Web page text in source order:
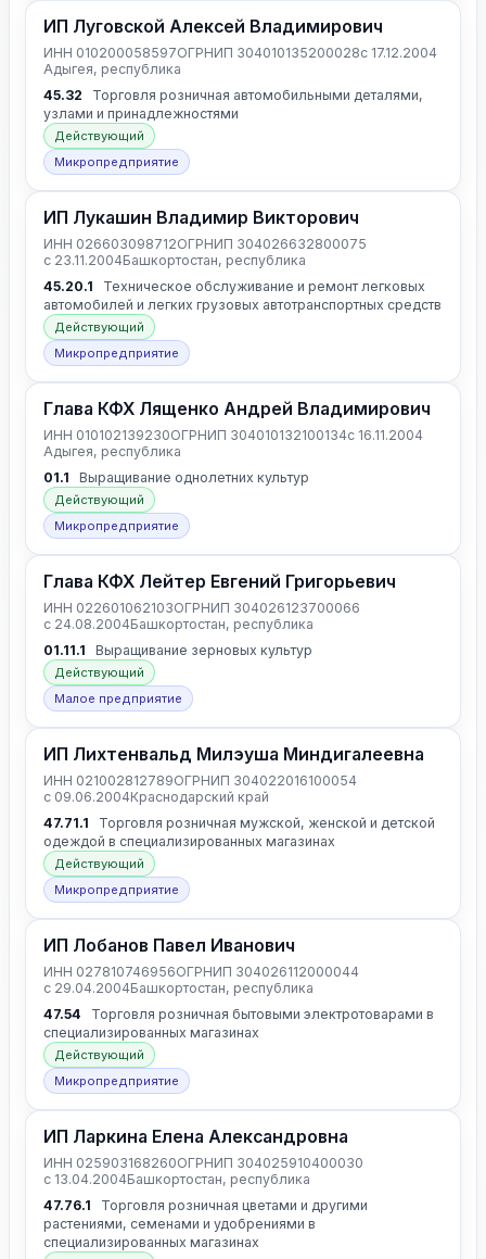
ИП Луговской Алексей Владимирович
ИНН 010200058597ОГРНИП 304010135200028с 17.12.2004
Адыгея, республика
45.32
Торговля розничная автомобильными деталями,
узлами и принадлежностями
Действующий
Микропредприятие
ИП Лукашин Владимир Викторович
ИНН 026603098712ОГРНИП 304026632800075
с 23.11.2004Башкортостан, республика
45.20.1
Техническое обслуживание и ремонт легковых
автомобилей и легких грузовых автотранспортных средств
Действующий
Микропредприятие
Глава КФХ Лященко Андрей Владимирович
ИНН 010102139230ОГРНИП 304010132100134с 16.11.2004
Адыгея, республика
01.1
Выращивание однолетних культур
Действующий
Микропредприятие
Глава КФХ Лейтер Евгений Григорьевич
ИНН 022601062103ОГРНИП 304026123700066
с 24.08.2004Башкортостан, республика
01.11.1
Выращивание зерновых культур
Действующий
Малое предприятие
ИП Лихтенвальд Милэуша Миндигалеевна
ИНН 021002812789ОГРНИП 304022016100054
с 09.06.2004Краснодарский край
47.71.1
Торговля розничная мужской, женской и детской
одеждой в специализированных магазинах
Действующий
Микропредприятие
ИП Лобанов Павел Иванович
ИНН 027810746956ОГРНИП 304026112000044
с 29.04.2004Башкортостан, республика
47.54
Торговля розничная бытовыми электротоварами в
специализированных магазинах
Действующий
Микропредприятие
ИП Ларкина Елена Александровна
ИНН 025903168260ОГРНИП 304025910400030
с 13.04.2004Башкортостан, республика
47.76.1
Торговля розничная цветами и другими
растениями, семенами и удобрениями в
специализированных магазинах